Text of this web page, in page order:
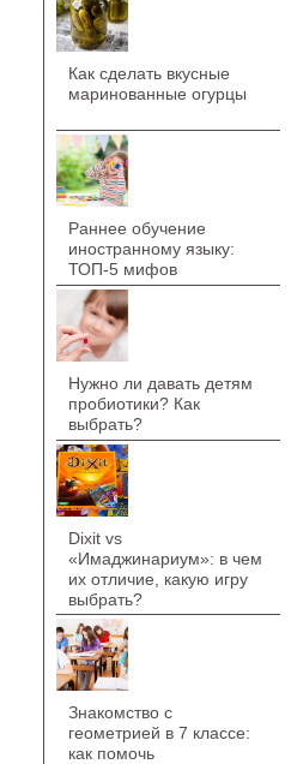
Как сделать вкусные
маринованные огурцы
Раннее обучение
иностранному языку:
ТОП-5 мифов
Нужно ли давать детям
пробиотики? Как
выбрать?
Dixit vs
«Имаджинариум»: в чем
их отличие, какую игру
выбрать?
Знакомство с
геометрией в 7 классе:
как помочь